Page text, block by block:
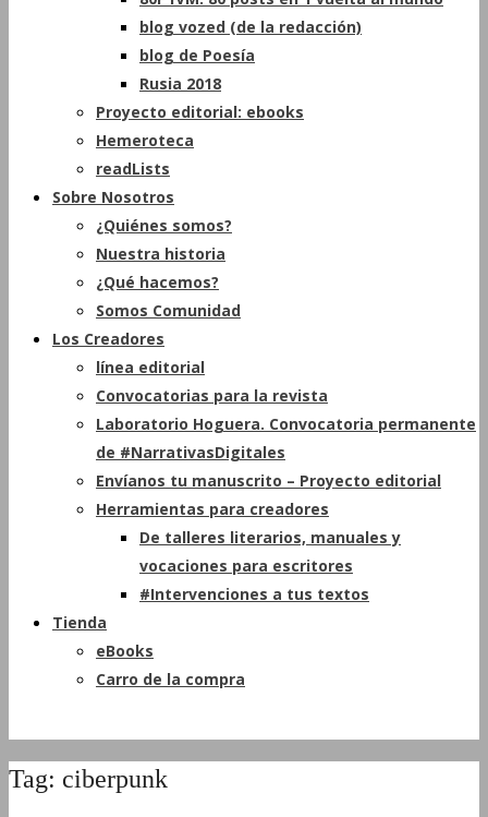
blog vozed (de la redacción)
blog de Poesía
Rusia 2018
Proyecto editorial: ebooks
Hemeroteca
readLists
Sobre Nosotros
¿Quiénes somos?
Nuestra historia
¿Qué hacemos?
Somos Comunidad
Los Creadores
línea editorial
Convocatorias para la revista
Laboratorio Hoguera. Convocatoria permanente
de #NarrativasDigitales
Envíanos tu manuscrito – Proyecto editorial
Herramientas para creadores
De talleres literarios, manuales y
vocaciones para escritores
#Intervenciones a tus textos
Tienda
eBooks
Carro de la compra
Tag: ciberpunk